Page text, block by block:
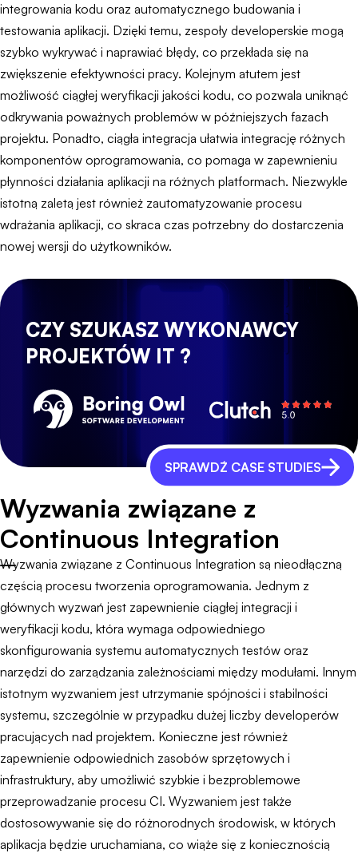
integrowania kodu oraz automatycznego budowania i
testowania aplikacji. Dzięki temu, zespoły developerskie mogą
szybko wykrywać i naprawiać błędy, co przekłada się na
zwiększenie efektywności pracy. Kolejnym atutem jest
możliwość ciągłej weryfikacji jakości kodu, co pozwala uniknąć
odkrywania poważnych problemów w późniejszych fazach
projektu. Ponadto, ciągła integracja ułatwia integrację różnych
komponentów oprogramowania, co pomaga w zapewnieniu
płynności działania aplikacji na różnych platformach. Niezwykle
istotną zaletą jest również zautomatyzowanie procesu
wdrażania aplikacji, co skraca czas potrzebny do dostarczenia
nowej wersji do użytkowników.
CZY SZUKASZ WYKONAWCY
PROJEKTÓW IT ?
SPRAWDŹ CASE STUDIES
Wyzwania związane z
Continuous Integration
Wyzwania związane z Continuous Integration są nieodłączną
częścią procesu tworzenia oprogramowania. Jednym z
głównych wyzwań jest zapewnienie ciągłej integracji i
weryfikacji kodu, która wymaga odpowiedniego
skonfigurowania systemu automatycznych testów oraz
narzędzi do zarządzania zależnościami między modułami. Innym
istotnym wyzwaniem jest utrzymanie spójności i stabilności
systemu, szczególnie w przypadku dużej liczby developerów
pracujących nad projektem. Konieczne jest również
zapewnienie odpowiednich zasobów sprzętowych i
infrastruktury, aby umożliwić szybkie i bezproblemowe
przeprowadzanie procesu CI. Wyzwaniem jest także
dostosowywanie się do różnorodnych środowisk, w których
aplikacja będzie uruchamiana, co wiąże się z koniecznością